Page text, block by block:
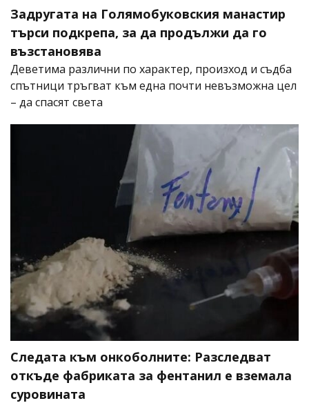
Задругата на Голямобуковския манастир
търси подкрепа, за да продължи да го
възстановява
Деветима различни по характер, произход и съдба
спътници тръгват към една почти невъзможна цел
– да спасят света
Следата към онкоболните: Разследват
откъде фабриката за фентанил е вземала
суровината